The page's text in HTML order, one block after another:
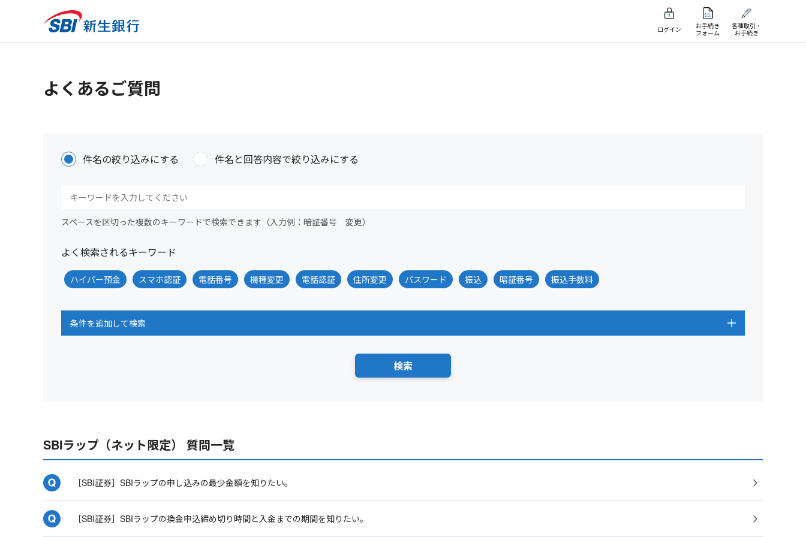
ログイン
お手続き
フォーム
各種取引・
お手続き
よくあるご質問
件名の絞り込みにする 件名と回答内容で絞り込みにする
スペースを区切った複数のキーワードで検索できます（入力例：暗証番号 変更）
よく検索されるキーワード
ハイパー預金 スマホ認証 電話番号 機種変更 電話認証 住所変更 パスワード 振込 暗証番号 振込手数料
条件を追加して検索
SBIラップ（ネット限定） 質問一覧
［SBI証券］SBIラップの申し込みの最少金額を知りたい。
［SBI証券］SBIラップの換金申込締め切り時間と入金までの期間を知りたい。